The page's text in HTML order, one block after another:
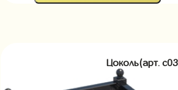
Цоколь(арт.